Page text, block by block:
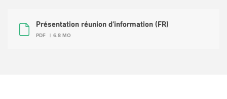
Présentation réunion d'information (FR)
PDF 6.8 MO